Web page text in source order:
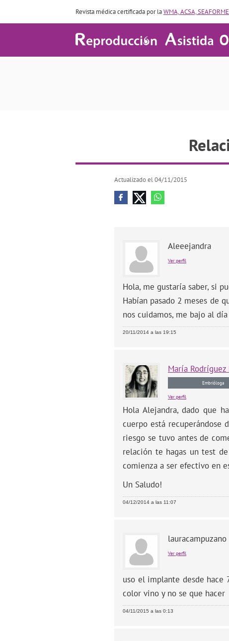
Revista médica certificada por laWMA, ACSA,
Actualizado el 04/11/2015
Aleeejandra
Ver perfil
Hola, me gustaría saber, si
Habían pasado 2 meses de
nos cuidamos, me bajo al
20/11/2014 a las 19:15
María Rodríguez
Embrióloga
Ver perfil
Hola Alejandra, dado que
cuerpo está recuperándose
riesgo se tuvo antes de
relación te hagas un test
comienza a ser efectivo en
Un Saludo!
04/12/2014 a las 11:07
lauracampuzano
Ver perfil
uso el implante desde hace
color vino y no se que hacer
04/11/2015 a las 0:13